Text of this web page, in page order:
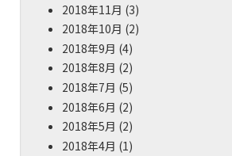
2018年11月 (3)
2018年10月 (2)
2018年9月 (4)
2018年8月 (2)
2018年7月 (5)
2018年6月 (2)
2018年5月 (2)
2018年4月 (1)